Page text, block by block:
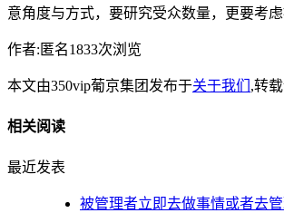
意角度与方式，要研究受众数量，更要考
作者:匿名1833次浏览
本文由350vip葡京集团发布于关于我们 ,转
相关阅读
最近发表
被管理者立即去做事情或者去